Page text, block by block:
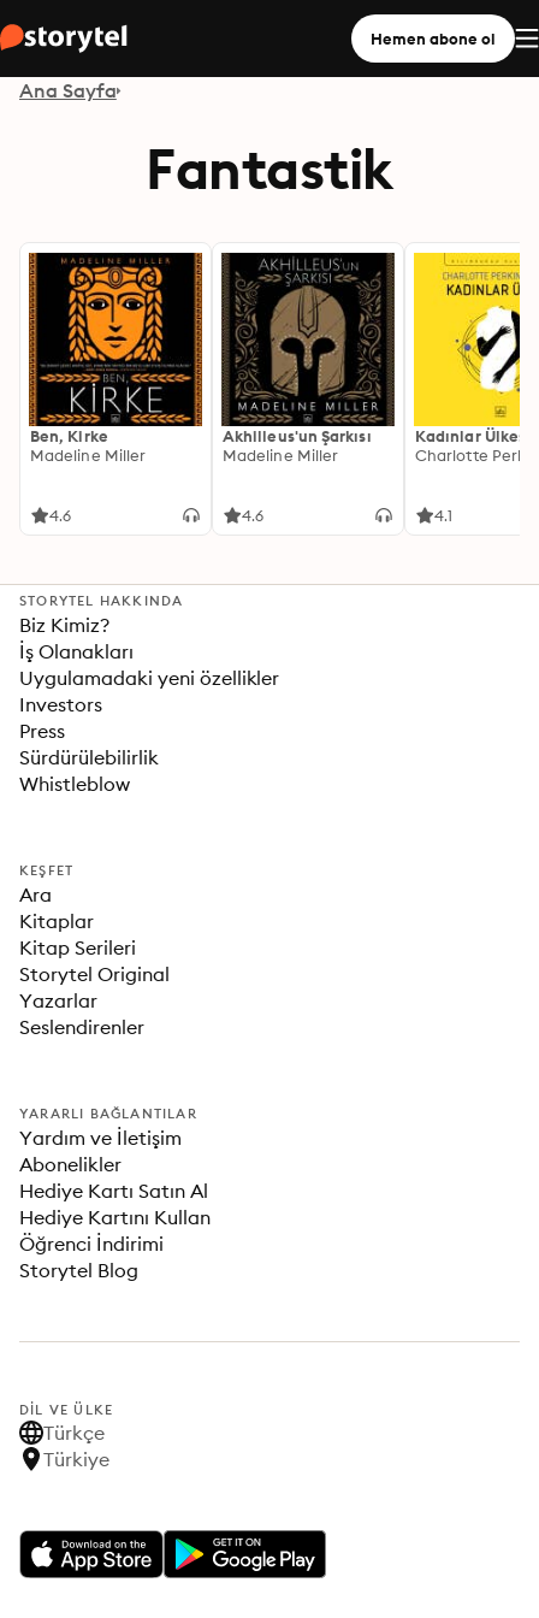
Hemen abone ol
Ana Sayfa
Fantastik
Ben, Kirke
Madeline Miller
4.6
Akhilleus'un Şarkısı
Madeline Miller
4.6
Kadınlar Ülkesi
4.1
STORYTEL HAKKINDA
Biz Kimiz?
İş Olanakları
Uygulamadaki yeni özellikler
Investors
Press
Sürdürülebilirlik
Whistleblow
KEŞFET
Ara
Kitaplar
Kitap Serileri
Storytel Original
Yazarlar
Seslendirenler
YARARLI BAĞLANTILAR
Yardım ve İletişim
Abonelikler
Hediye Kartı Satın Al
Hediye Kartını Kullan
Öğrenci İndirimi
Storytel Blog
DIL VE ÜLKE
Türkçe
Türkiye